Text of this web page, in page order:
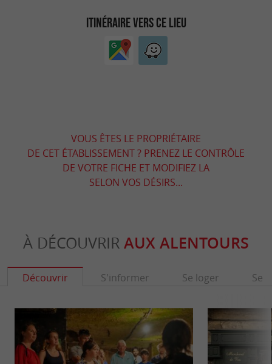
ITINÉRAIRE VERS CE LIEU
VOUS ÊTES LE PROPRIÉTAIRE
DE CET ÉTABLISSEMENT ? PRENEZ LE CONTRÔLE
DE VOTRE FICHE ET MODIFIEZ LA
SELON VOS DÉSIRS...
À DÉCOUVRIR AUX ALENTOURS
Découvrir S'informer Se loger Se